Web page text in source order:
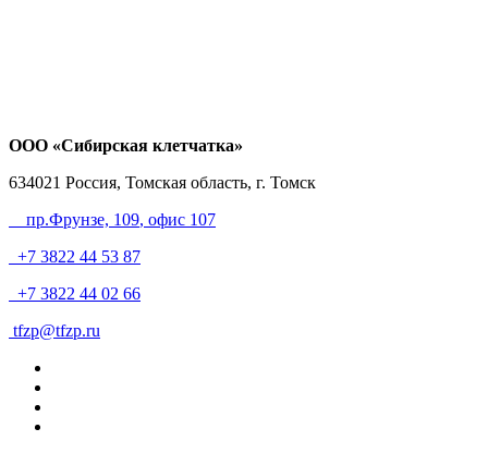
ООО «Сибирская клетчатка»
634021 Россия, Томская область, г. Томск
пр.Фрунзе, 109, офис 107
+7 3822 44 53 87
+7 3822 44 02 66
tfzp@tfzp.ru